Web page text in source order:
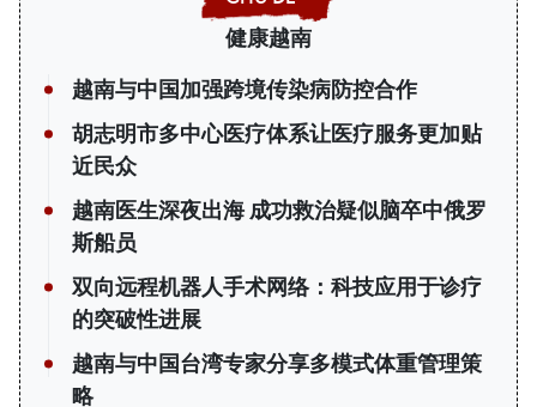
健康越南
越南与中国加强跨境传染病防控合作
胡志明市多中心医疗体系让医疗服务更加贴
近民众
越南医生深夜出海 成功救治疑似脑卒中俄罗
斯船员
双向远程机器人手术网络：科技应用于诊疗
的突破性进展
越南与中国台湾专家分享多模式体重管理策
略